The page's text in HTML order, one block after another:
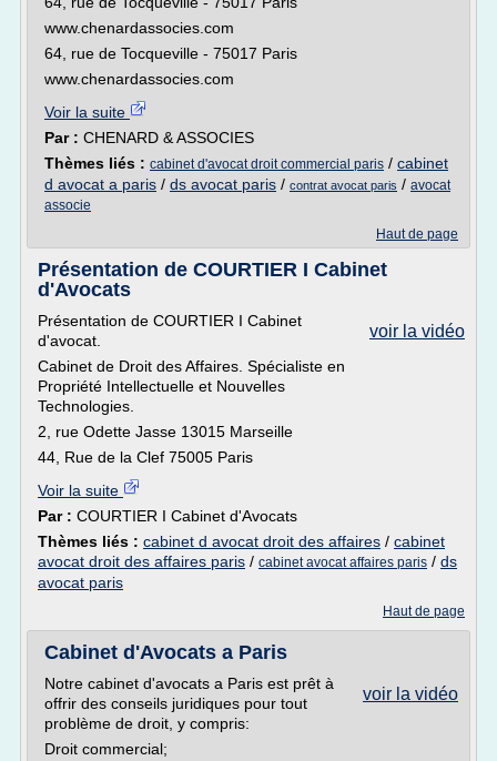
www.chenardassocies.com
64, rue de Tocqueville - 75017 Paris
www.chenardassocies.com
Voir la suite
Par : CHENARD & ASSOCIES
Thèmes liés : cabinet d'avocat droit commercial paris / cabinet
d avocat a paris / ds avocat paris / contrat avocat paris / avocat
associe
Haut de page
Présentation de COURTIER I Cabinet
d'Avocats
voir la vidéo
Présentation de COURTIER I Cabinet
d'avocat.
Cabinet de Droit des Affaires. Spécialiste en
Propriété Intellectuelle et Nouvelles
Technologies.
2, rue Odette Jasse 13015 Marseille
44, Rue de la Clef 75005 Paris
Voir la suite
Par : COURTIER I Cabinet d'Avocats
Thèmes liés : cabinet d avocat droit des affaires / cabinet
avocat droit des affaires paris / cabinet avocat affaires paris / ds
avocat paris
Haut de page
Cabinet d'Avocats a Paris
voir la vidéo
Notre cabinet d'avocats a Paris est prêt à
offrir des conseils juridiques pour tout
problème de droit, y compris:
Droit commercial;